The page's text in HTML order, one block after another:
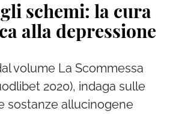
schemi: la cura
alla depressione
volume La Scommessa
2020), indaga sulle
sostanze allucinogene